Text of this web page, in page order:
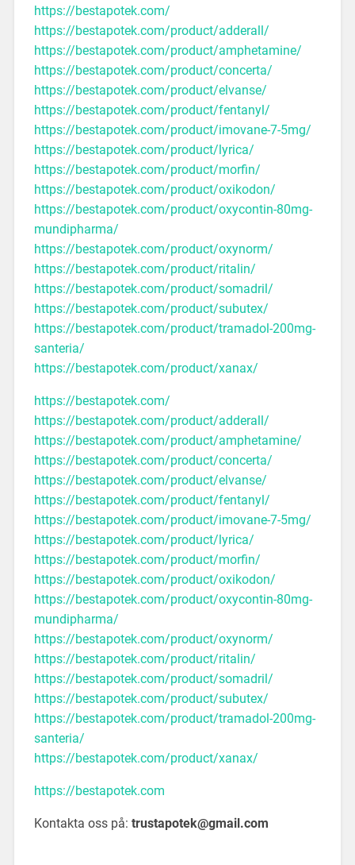
https://bestapotek.com/
https://bestapotek.com/product/adderall/
https://bestapotek.com/product/amphetamine/
https://bestapotek.com/product/concerta/
https://bestapotek.com/product/elvanse/
https://bestapotek.com/product/fentanyl/
https://bestapotek.com/product/imovane-7-5mg/
https://bestapotek.com/product/lyrica/
https://bestapotek.com/product/morfin/
https://bestapotek.com/product/oxikodon/
https://bestapotek.com/product/oxycontin-80mg-
mundipharma/
https://bestapotek.com/product/oxynorm/
https://bestapotek.com/product/ritalin/
https://bestapotek.com/product/somadril/
https://bestapotek.com/product/subutex/
https://bestapotek.com/product/tramadol-200mg-
santeria/
https://bestapotek.com/product/xanax/
https://bestapotek.com/
https://bestapotek.com/product/adderall/
https://bestapotek.com/product/amphetamine/
https://bestapotek.com/product/concerta/
https://bestapotek.com/product/elvanse/
https://bestapotek.com/product/fentanyl/
https://bestapotek.com/product/imovane-7-5mg/
https://bestapotek.com/product/lyrica/
https://bestapotek.com/product/morfin/
https://bestapotek.com/product/oxikodon/
https://bestapotek.com/product/oxycontin-80mg-
mundipharma/
https://bestapotek.com/product/oxynorm/
https://bestapotek.com/product/ritalin/
https://bestapotek.com/product/somadril/
https://bestapotek.com/product/subutex/
https://bestapotek.com/product/tramadol-200mg-
santeria/
https://bestapotek.com/product/xanax/
https://bestapotek.com
Kontakta oss på: trustapotek@gmail.com